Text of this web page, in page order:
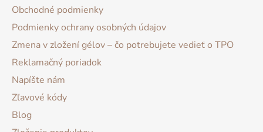
Obchodné podmienky
Podmienky ochrany osobných údajov
Zmena v zložení gélov – čo potrebujete vedieť o TPO
Reklamačný poriadok
Napíšte nám
Zľavové kódy
Blog